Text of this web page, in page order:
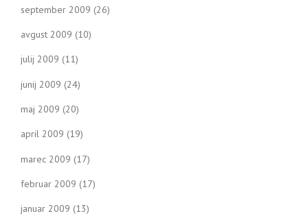
september 2009 (26)
avgust 2009 (10)
julij 2009 (11)
junij 2009 (24)
maj 2009 (20)
april 2009 (19)
marec 2009 (17)
februar 2009 (17)
januar 2009 (13)